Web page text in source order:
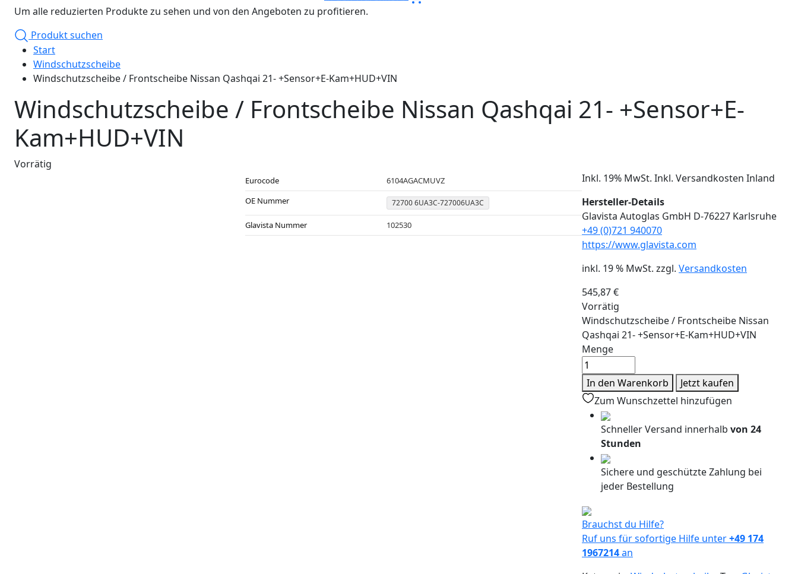
Um alle reduzierten Produkte zu sehen und von den Angeboten zu profitieren.
Produkt suchen
Start
Windschutzscheibe
Windschutzscheibe / Frontscheibe Nissan Qashqai 21- +Sensor+E-Kam+HUD+VIN
Windschutzscheibe / Frontscheibe Nissan Qashqai 21- +Sensor+E-
Kam+HUD+VIN
Vorrätig
Eurocode
6104AGACMUVZ
OE Nummer
72700 6UA3C-727006UA3C
Glavista Nummer 102530
Inkl. 19% MwSt. Inkl. Versandkosten Inland
Hersteller-Details
Glavista Autoglas GmbH D-76227 Karlsruhe
+49 (0)721 940070
https://www.glavista.com
inkl. 19 % MwSt. zzgl. Versandkosten
545,87€
Vorrätig
Windschutzscheibe / Frontscheibe Nissan
Qashqai 21- +Sensor+E-Kam+HUD+VIN
Menge
In den Warenkorb
Jetzt kaufen
Zum Wunschzettel hinzufügen
Schneller Versand innerhalb von 24
Stunden
Sichere und geschützte Zahlung bei
jeder Bestellung
Brauchst du Hilfe?
Ruf uns für sofortige Hilfe unter+49 174
1967214an